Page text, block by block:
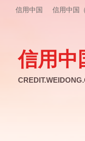
信用中国 信用中国
信用中